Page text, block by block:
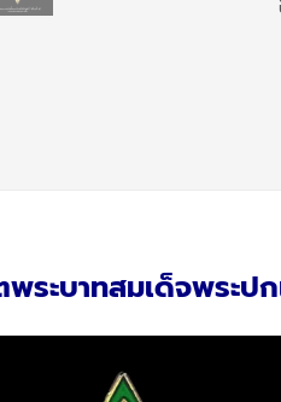
ระบาทสมเด็จพระป